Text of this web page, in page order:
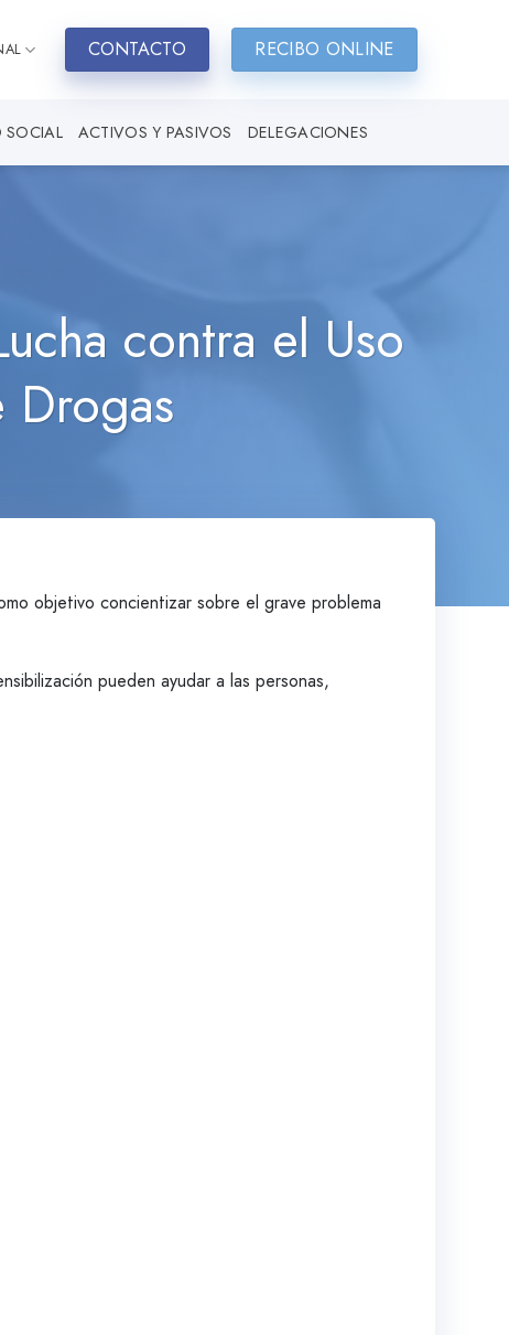
CONTACTO RECIBO ONLINE
SOCIAL ACTIVOS Y PASIVOS DELEGACIONES
contra el Uso
objetivo concientizar sobre el grave problema
pueden ayudar a las personas,